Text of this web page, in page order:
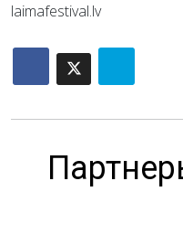
laimafestival.lv